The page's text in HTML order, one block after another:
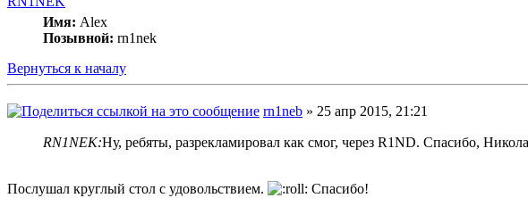
Имя: Alex
Позывной: rn1nek
Вернуться к началу
rn1neb » 25 апр 2015, 21:21
RN1NEK:Ну, ребяты, разрекламировал как смог, через R1ND. Спасибо,
Послушал круглый стол с удовольствием.
Спасибо!